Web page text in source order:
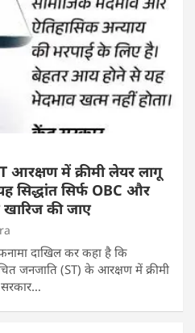
आरक्षण में क्रीमी लेयर लागू
सिद्धांत सिर्फ OBC और
खारिज की जाए
दाखिल कर कहा है कि
जनजाति (ST) के आरक्षण में क्रीमी
सरकार…